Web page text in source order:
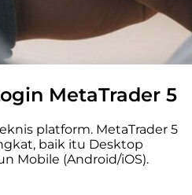
MetaTrader 5
platform. MetaTrader 5
baik itu Desktop
Mobile (Android/iOS).